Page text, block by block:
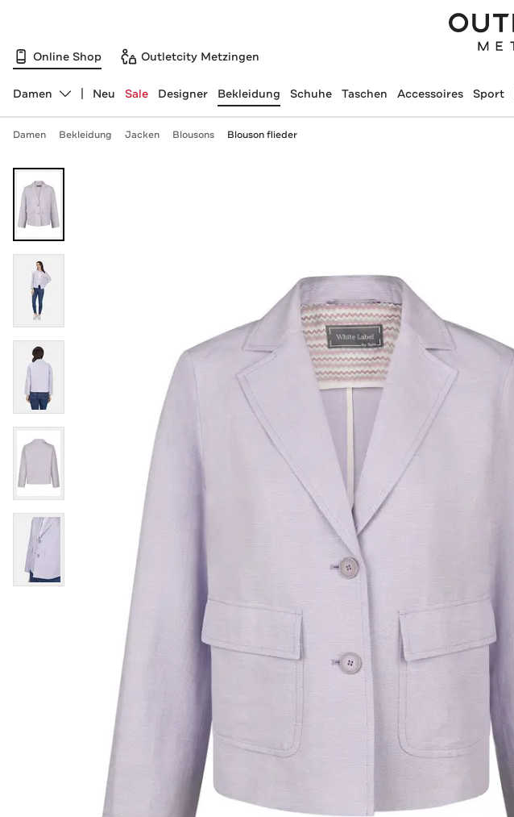
Online Shop Outletcity Metzingen
Abteilung ändern, ausgewählt:
Damen Neu Sale Designer Bekleidung Schuhe Taschen Accessoires Sport
Damen Bekleidung Jacken Blousons Blouson flieder